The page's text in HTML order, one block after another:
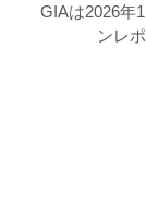
GIAは2026年
ンレ